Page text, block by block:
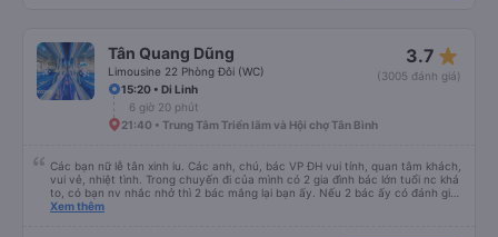
Tân Quang Dũng
Limousine 22 Phòng Đôi (WC)
3.7 star_rate
(3005 đánh giá)
15:20 • Di Linh
6 giờ 20 phút
21:40 • Trung Tâm Triển lãm và Hội chợ Tân Bình
Các bạn nữ lễ tân xinh iu. Các anh, chú, bác VP ĐH vui tính, quan tâm khách,
vui vẻ, nhiệt tình. Trong chuyến đi của mình có 2 gia đình bác lớn tuổi nc khá
to, có bạn nv nhắc nhở thì 2 bác mắng lại bạn ấy. Nếu 2 bác ấy có đánh giá
xấu thì mình ngược lại nha. Bạn ấy nhắc nhở rất đúng. 2 bác nói rất to. To
Xem thêm